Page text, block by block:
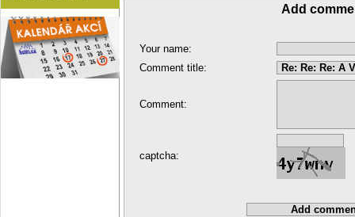
Add
Your name:
Comment title:
Comment:
captcha: